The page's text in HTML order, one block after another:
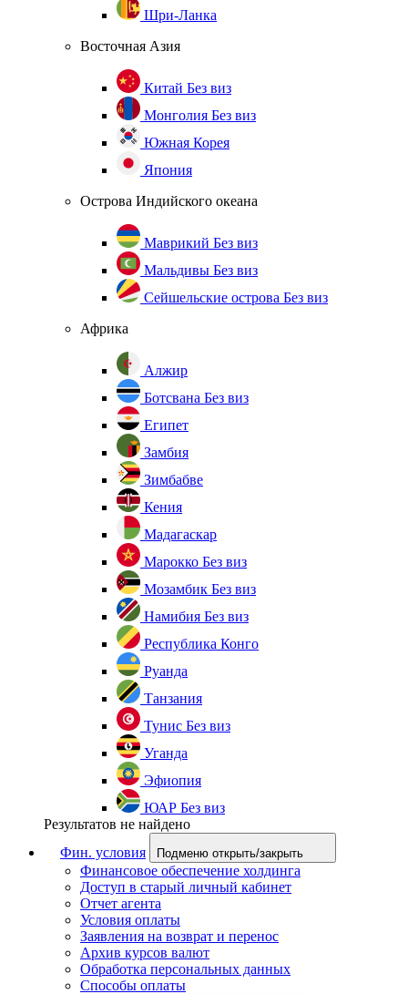
Шри-Ланка
Восточная Азия
Китай Без виз
Монголия Без виз
Южная Корея
Япония
Острова Индийского океана
Маврикий Без виз
Мальдивы Без виз
Сейшельские острова Без виз
Африка
Алжир
Ботсвана Без виз
Египет
Замбия
Зимбабве
Кения
Мадагаскар
Марокко Без виз
Мозамбик Без виз
Намибия Без виз
Республика Конго
Руанда
Танзания
Тунис Без виз
Уганда
Эфиопия
ЮАР Без виз
Результатов не найдено
Фин. условия
Подменю открыть/закрыть
Финансовое обеспечение холдинга
Доступ в старый личный кабинет
Отчет агента
Условия оплаты
Заявления на возврат и перенос
Архив курсов валют
Обработка персональных данных
Способы оплаты